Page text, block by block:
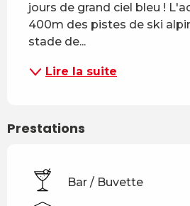
jours de grand ciel bleu !
400m des pistes de ski
stade de...
Lire la suite
Prestations
Bar / Buvette